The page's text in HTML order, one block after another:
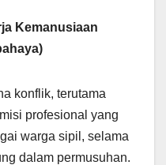
Kemanusiaan
konflik, terutama
profesional yang
warga sipil, selama
dalam permusuhan.